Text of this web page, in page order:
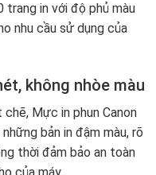
trang in với độ phủ màu
nhu cầu sử dụng của
không nhòe màu
chẽ, Mực in phun Canon
bản in đậm màu, rõ
thời đảm bảo an toàn